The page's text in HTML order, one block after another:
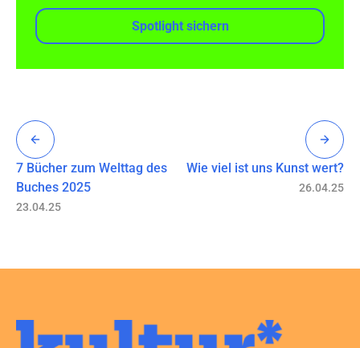
Spotlight sichern
7 Bücher zum Welttag des
Buches 2025
23.04.25
Wie viel ist uns Kunst wert?
26.04.25